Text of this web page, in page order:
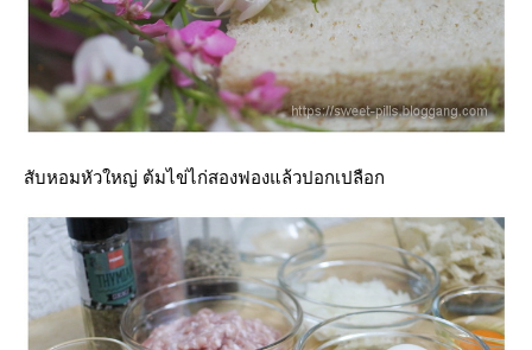
สับหอมหัวใหญ่ ต้มไข่ไก่สองฟองแล้วปอกเปลือก